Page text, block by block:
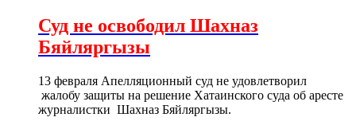
Суд не освободил Шахназ
Бяйляргызы
13 февраля Апелляционный суд не удовлетворил
жалобу защиты на решение Хатаинского суда об аресте
журналистки Шахназ Бяйляргызы.